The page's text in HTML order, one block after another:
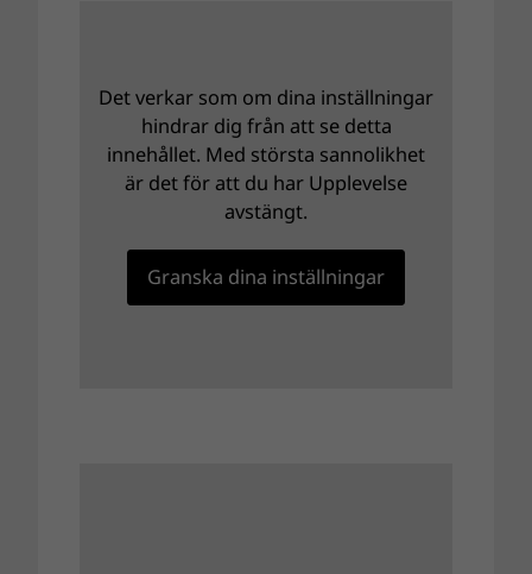
Det verkar som om dina inställningar
hindrar dig från att se detta
innehållet. Med största sannolikhet
är det för att du har Upplevelse
avstängt.
Granska dina inställningar